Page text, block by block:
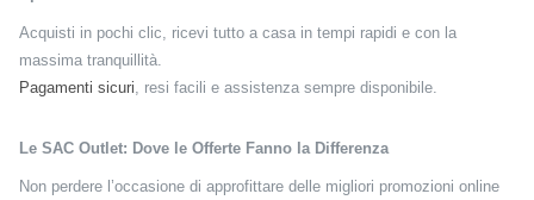
Acquisti in pochi clic, ricevi tutto a casa in tempi rapidi e con la
massima tranquillità.
Pagamenti sicuri , resi facili e assistenza sempre disponibile.
Le SAC Outlet: Dove le Offerte Fanno la Differenza
Non perdere l’occasione di approfittare delle migliori promozioni online